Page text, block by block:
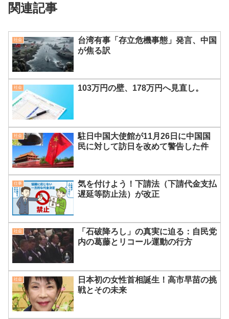
関連記事
社会
台湾有事「存立危機事態」発言、中国
が焦る訳
社会 103万円の壁、178万円へ見直し。
社会
駐日中国大使館が11月26日に中国国
民に対して訪日を改めて警告した件
仕事
気を付けよう！下請法（下請代金支払
遅延等防止法）が改正
社会
「石破降ろし」の真実に迫る：自民党
内の葛藤とリコール運動の行方
社会
日本初の女性首相誕生！高市早苗の挑
戦とその未来